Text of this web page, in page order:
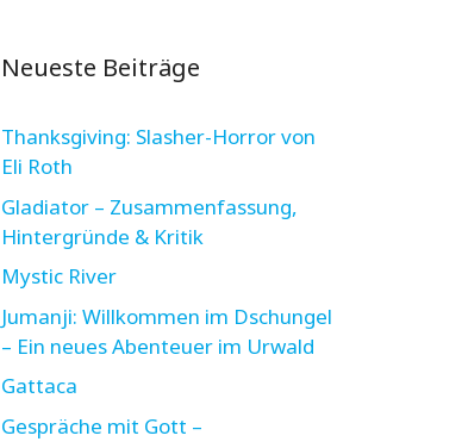
Neueste Beiträge
Thanksgiving: Slasher-Horror von
Eli Roth
Gladiator – Zusammenfassung,
Hintergründe & Kritik
Mystic River
Jumanji: Willkommen im Dschungel
– Ein neues Abenteuer im Urwald
Gattaca
Gespräche mit Gott –